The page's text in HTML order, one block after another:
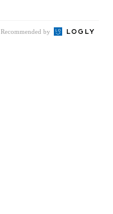
Recommended by